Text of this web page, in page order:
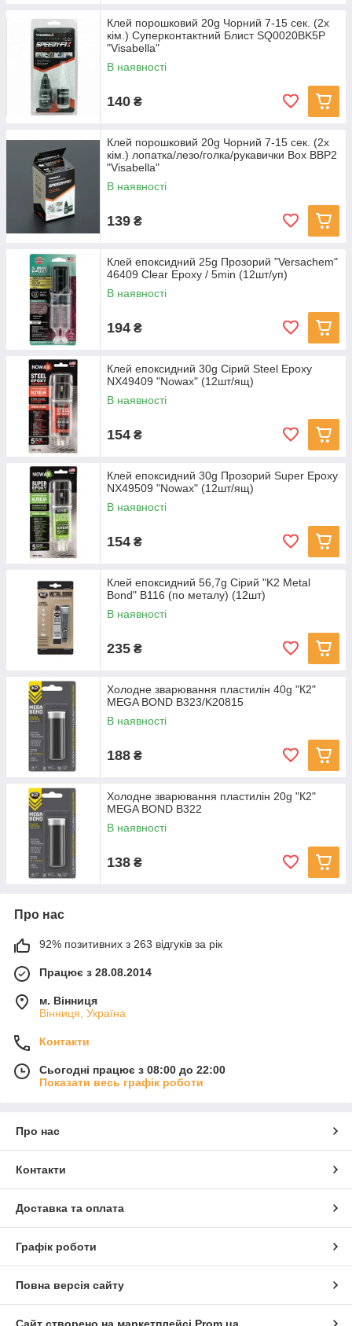
Клей порошковий 20g Чорний 7-15 сек. (2х
кім.) Суперконтактний Блист SQ0020BK5Р
"Visabella"
В наявності
140 ₴
Клей порошковий 20g Чорний 7-15 сек. (2х
кім.) лопатка/лезо/голка/рукавички Box BBP2
"Visаbella"
В наявності
139 ₴
Клей епоксидний 25g Прозорий "Versachem"
46409 Clear Epoxy / 5min (12шт/уп)
В наявності
194 ₴
Клей епоксидний 30g Сірий Steel Epoxy
NX49409 "Nowax" (12шт/ящ)
В наявності
154 ₴
Клей епоксидний 30g Прозорий Super Epoxy
NX49509 "Nowax" (12шт/ящ)
В наявності
154 ₴
Клей епоксидний 56,7g Сірий "K2 Metal
Bond" В116 (по металу) (12шт)
В наявності
235 ₴
Холодне зварювання пластилін 40g "К2"
MEGA BOND B323/K20815
В наявності
188 ₴
Холодне зварювання пластилін 20g "К2"
MEGA BOND B322
В наявності
138 ₴
Про нас
92% позитивних з 263 відгуків за рік
Працює з 28.08.2014
м. Вінниця
Вінниця, Україна
Контакти
Сьогодні працює з 08:00 до 22:00
Показати весь графік роботи
Про нас
Контакти
Доставка та оплата
Графік роботи
Повна версія сайту